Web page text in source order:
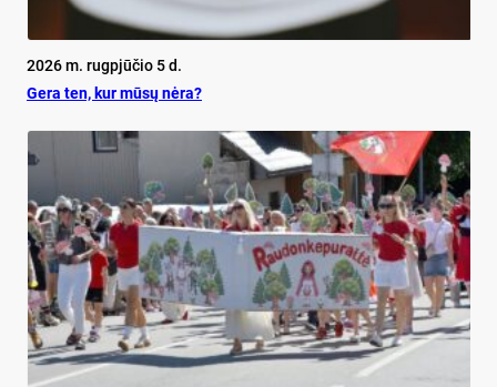
2026 m. rugpjūčio 5 d.
Ge­ra ten, kur mū­sų nė­ra?